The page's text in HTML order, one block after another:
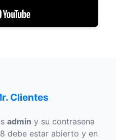
Clientes
admin y su contrasena
debe estar abierto y en